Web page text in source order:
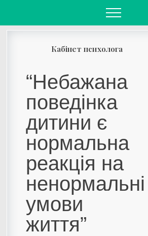
Кабінет психолога
“Небажана
поведінка
дитини є
нормальна
реакція на
ненормальні
умови
життя”